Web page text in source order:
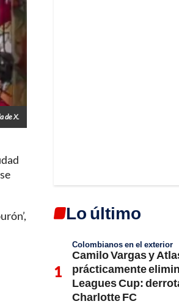
de X.
Lo último
Colombianos en el exterior
Camilo Vargas y
prácticamente
Leagues Cup:
Charlotte FC